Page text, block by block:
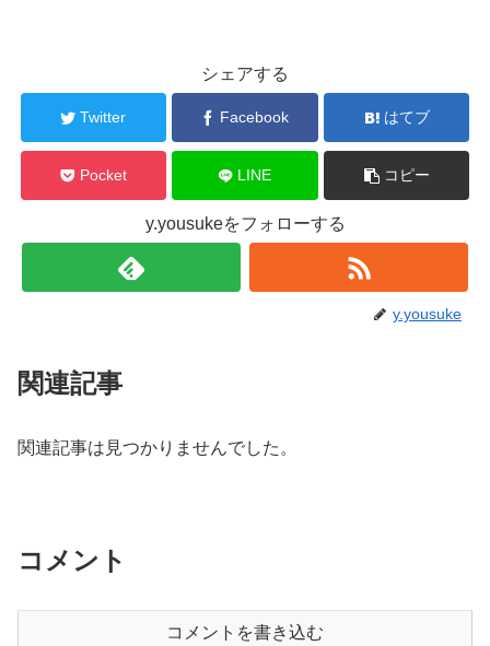
シェアする
Twitter Facebook はてブ
Pocket LINE コピー
y.yousukeをフォローする
y.yousuke
関連記事
関連記事は見つかりませんでした。
コメント
コメントを書き込む